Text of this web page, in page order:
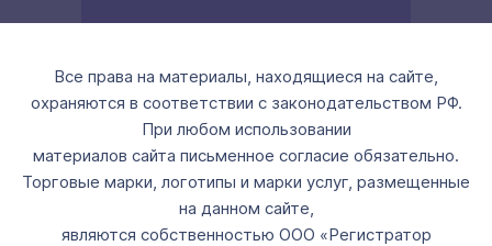
Все права на материалы, находящиеся на сайте,
охраняются в соответствии с законодательством РФ.
При любом использовании
материалов сайта письменное согласие обязательно.
Торговые марки, логотипы и марки услуг, размещенные
на данном сайте,
являются собственностью ООО «Регистратор